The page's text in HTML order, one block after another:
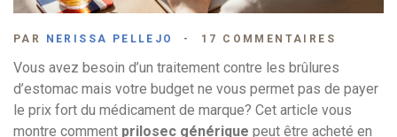
PAR NERISSA PELLEJO 17 COMMENTAIRES
Vous avez besoin d’un traitement contre les brûlures
d’estomac mais votre budget ne vous permet pas de payer
le prix fort du médicament de marque? Cet article vous
montre comment prilosec générique peut être acheté en